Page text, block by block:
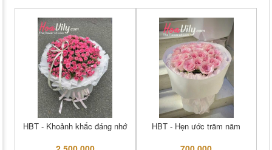
HBT - Khoảnh khắc đáng nhớ HBT - Hẹn ước trăm năm